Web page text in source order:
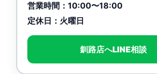
営業時間：10:00〜18:00
定休日：火曜日
釧路店へLINE相談